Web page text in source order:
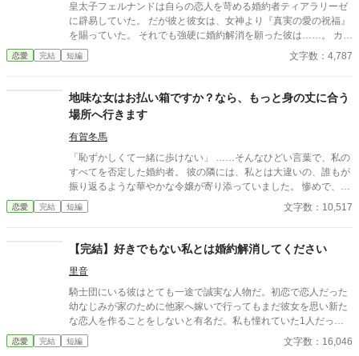
皇太子フェルナンドは自らの恋人を苛める婚約者ティアラリーゼ
に辟易していた。 だが彼と彼女は、女神より『真実の愛の祝福』
を賜っていた。 それでも強硬に婚約解消を願った彼は……。 カク
ヨム、小説家になろうにも掲載。 筆者は体調不良なことも多く、
コメントなどを受け取らない設定にしております。 どうぞよろし
恋愛 完結 短編 文字数：4,787
地味な女はお払い箱ですか？なら、もっと身の丈に合う
場所へ行きます
有賀冬馬
「恥ずかしくて一緒に歩けない」 ……そんなひどい言葉で、私の
すべてを否定した婚約者。 彼の隣には、私とは大違いの、誰もが
振り返るような華やかな令嬢が寄り添っていました。 惨めで、哀
れで、息をすることさえ苦しい。 冷たい視線に晒され、逃げるよ
うに走り出した私に、残されたものはもう何もありません。
恋愛 完結 短編 文字数：10,517
【完結】好きでもない私とは婚約解消してください
里音
騎士団にいる彼はとても一途で誠実な人物だ。初恋で恋人だった
幼なじみが家のために他家へ嫁いで行ってもまだ彼女を思い新た
な恋人を作ることをしないと有名だ。私も憧れていた1人だっ
た。 そんな彼との婚約が成立した。それは彼の行動で私が傷を負
ったからだ。傷は残らないのに責任感からの婚約ではあるが、彼
恋愛 完結 短編 文字数：16,046